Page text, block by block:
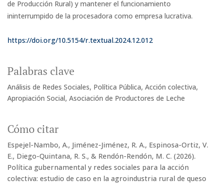
Palabras clave
Análisis de Redes Sociales Política Pública Acción colectiva
Apropiación Social Asociación de Productores de Leche
Cómo citar
Espejel-Nambo, A., Jiménez-Jiménez, R. A., Espinosa-Ortiz, V.
E., Diego-Quintana, R. S., & Rendón-Rendón, M. C. (2026).
Política gubernamental y redes sociales para la acción
colectiva: estudio de caso en la agroindustria rural de queso
de Producción Rural) y mantener el funcionamiento
ininterrumpido de la procesadora como empresa lucrativa.
https://doi.org/10.5154/r.textual.2024.12.012